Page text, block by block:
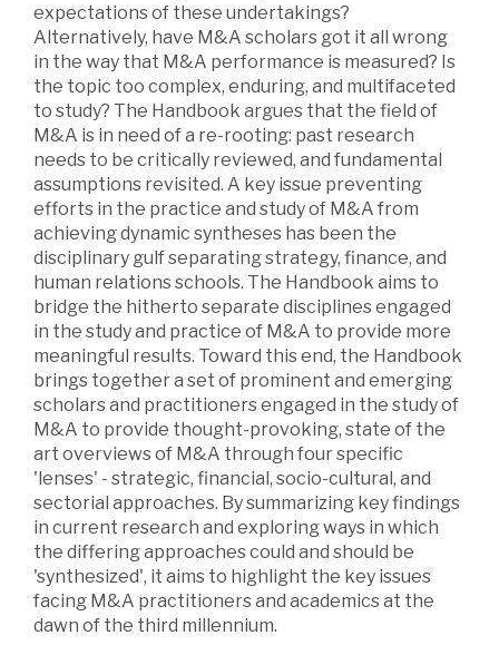
expectations of these undertakings?
Alternatively, have M&A scholars got it all wrong
in the way that M&A performance is measured? Is
the topic too complex, enduring, and multifaceted
to study? The Handbook argues that the field of
M&A is in need of a re-rooting: past research
needs to be critically reviewed, and fundamental
assumptions revisited. A key issue preventing
efforts in the practice and study of M&A from
achieving dynamic syntheses has been the
disciplinary gulf separating strategy, finance, and
human relations schools. The Handbook aims to
bridge the hitherto separate disciplines engaged
in the study and practice of M&A to provide more
meaningful results. Toward this end, the Handbook
brings together a set of prominent and emerging
scholars and practitioners engaged in the study of
M&A to provide thought-provoking, state of the
art overviews of M&A through four specific
'lenses' - strategic, financial, socio-cultural, and
sectorial approaches. By summarizing key findings
in current research and exploring ways in which
the differing approaches could and should be
'synthesized', it aims to highlight the key issues
facing M&A practitioners and academics at the
dawn of the third millennium.